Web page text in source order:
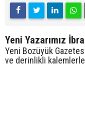
Yeni Yazarımız
Yeni Bozüyük
ve derinlikli